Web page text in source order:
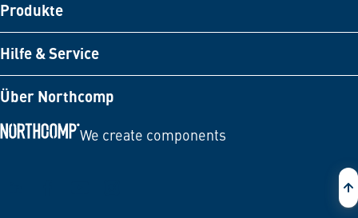
Produkte
Hilfe & Service
Über Northcomp
We create components